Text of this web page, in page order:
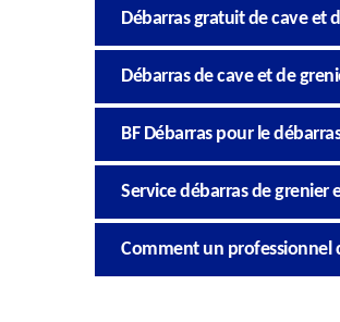
Débarras gratuit de cave et
Débarras de cave et de
BF Débarras pour le
Service débarras de grenier
Comment un professionnel